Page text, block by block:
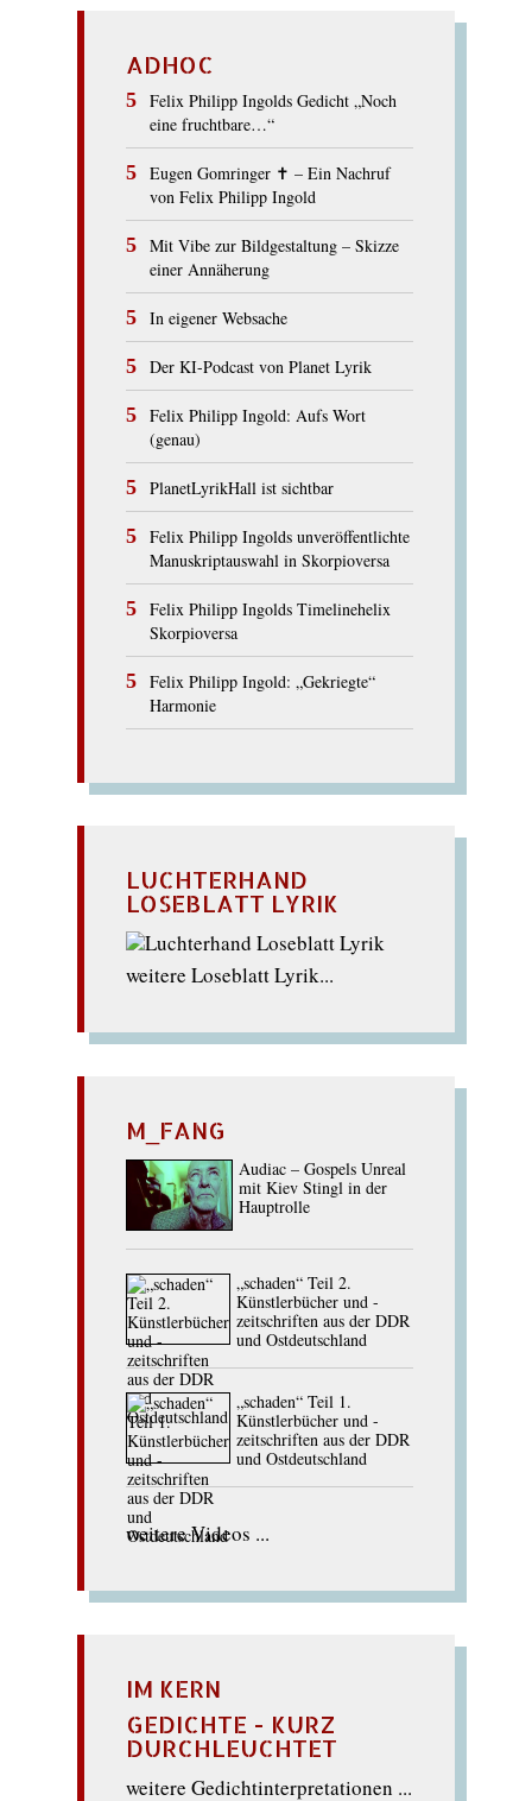
ADHOC
Felix Philipp Ingolds Gedicht „Noch
eine fruchtbare…“
Eugen Gomringer ✝︎ – Ein Nachruf
von Felix Philipp Ingold
Mit Vibe zur Bildgestaltung – Skizze
einer Annäherung
In eigener Websache
Der KI-Podcast von Planet Lyrik
Felix Philipp Ingold: Aufs Wort
(genau)
PlanetLyrikHall ist sichtbar
Felix Philipp Ingolds unveröffentlichte
Manuskriptauswahl in Skorpioversa
Felix Philipp Ingolds Timelinehelix
Skorpioversa
Felix Philipp Ingold: „Gekriegte“
Harmonie
LUCHTERHAND
LOSEBLATT LYRIK
weitere Loseblatt Lyrik...
M_FANG
Audiac – Gospels Unreal
mit Kiev Stingl in der
Hauptrolle
„schaden“ Teil 2.
Künstlerbücher und -
zeitschriften aus der DDR
und Ostdeutschland
„schaden“ Teil 1.
Künstlerbücher und -
zeitschriften aus der DDR
und Ostdeutschland
weitere Videos ...
IM KERN
GEDICHTE - KURZ
DURCHLEUCHTET
weitere Gedichtinterpretationen ...